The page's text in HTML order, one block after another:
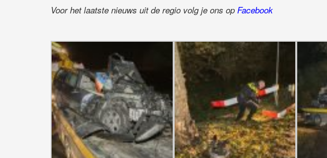
Voor het laatste nieuws uit de regio volg je ons op Facebook